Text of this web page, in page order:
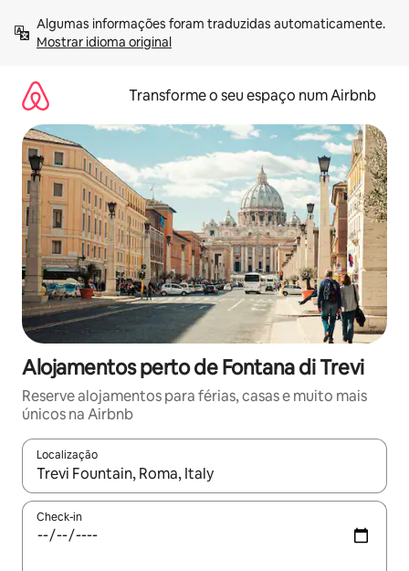
para
Mostrar idioma original
Transforme o seu espaço num Airbnb
Alojamentos perto de Fontana di Trevi
Reserve alojamentos para férias, casas e muito mais
únicos na Airbnb
Localização
Quando os resultados estiverem disponíveis, navegue com
Check-in